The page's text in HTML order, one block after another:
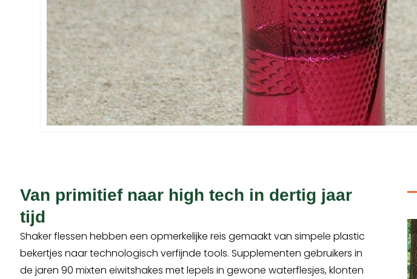
Van primitief naar high tech in dertig jaar
tijd
Shaker flessen hebben een opmerkelijke reis gemaakt van simpele plastic
bekertjes naar technologisch verfijnde tools. Supplementen gebruikers in
de jaren 90 mixten eiwitshakes met lepels in gewone waterflesjes, klonten